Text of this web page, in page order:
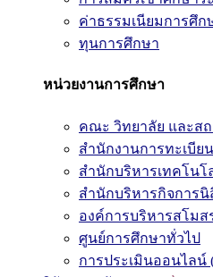
ค่าธรรมเนียมการศึก
ทุนการศึกษา
หน่วยงานการศึกษา
คณะ วิทยาลัย และส
สำนักงานการทะเบียน
สำนักบริหารเทคโนโ
สำนักบริหารกิจการนิ
องค์การบริหารสโมส
ศูนย์การศึกษาทั่วไป
การประเมินออนไลน์